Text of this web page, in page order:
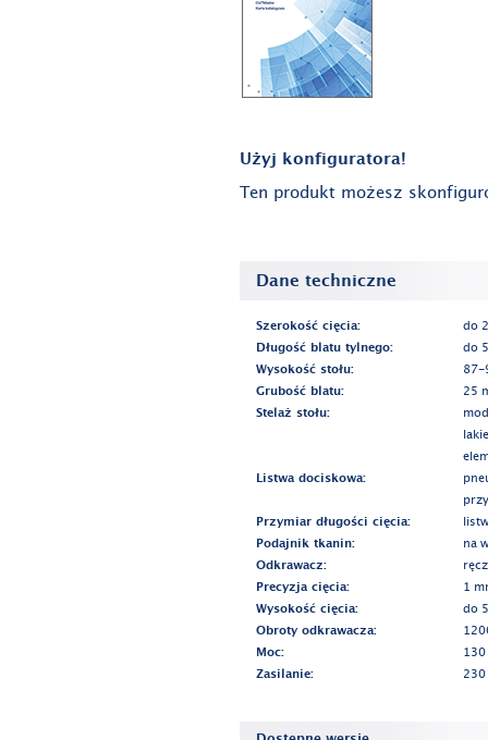
Użyj konfiguratora!
Ten produkt możesz
Dane techniczne
Szerokość cięcia:
do
Długość blatu tylnego:
do
Wysokość stołu:
87-
Grubość blatu:
25
Stelaż stołu:
Listwa dociskowa:
Przymiar długości cięcia:
Podajnik tkanin:
na
Odkrawacz:
Precyzja cięcia:
1
Wysokość cięcia:
do
Obroty odkrawacza:
Moc:
130
Zasilanie:
230